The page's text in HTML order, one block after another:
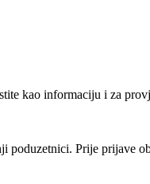
kao informaciju i za
poduzetnici. Prije prijave